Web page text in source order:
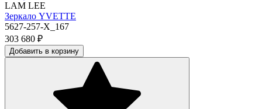
LAM LEE
Зеркало YVETTE
5627-257-X_167
303 680 ₽
Добавить в корзину